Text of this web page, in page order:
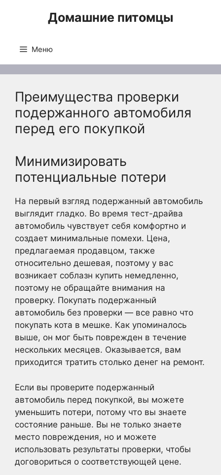
Домашние питомцы
Меню
Преимущества проверки
подержанного автомобиля
перед его покупкой
Минимизировать
потенциальные потери
На первый взгляд подержанный автомобиль
выглядит гладко. Во время тест-драйва
автомобиль чувствует себя комфортно и
создает минимальные помехи. Цена,
предлагаемая продавцом, также
относительно дешевая, поэтому у вас
возникает соблазн купить немедленно,
поэтому не обращайте внимания на
проверку. Покупать подержанный
автомобиль без проверки — все равно что
покупать кота в мешке. Как упоминалось
выше, он мог быть поврежден в течение
нескольких месяцев. Оказывается, вам
приходится тратить столько денег на ремонт.
Если вы проверите подержанный
автомобиль перед покупкой, вы можете
уменьшить потери, потому что вы знаете
состояние раньше. Вы не только знаете
место повреждения, но и можете
использовать результаты проверки, чтобы
договориться о соответствующей цене.